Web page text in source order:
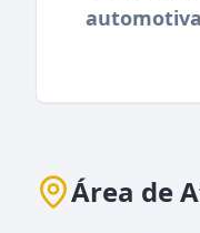
automotiva
Área de